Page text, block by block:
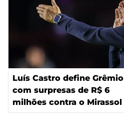
Luís Castro define Grêmio
com surpresas de R$ 6
milhões contra o Mirassol